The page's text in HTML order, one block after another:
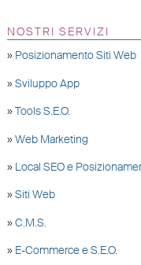
NOSTRI SERVIZI
» Posizionamento Siti Web
» Sviluppo App
» Tools S.E.O.
» Web Marketing
» Local SEO e
» Siti Web
» C.M.S.
» E-Commerce e S.E.O.